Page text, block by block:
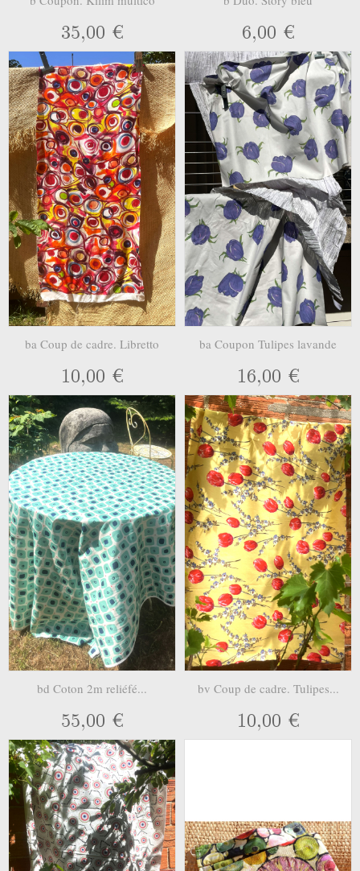
35,00 € 6,00 €
ba Coup de cadre. Libretto
10,00 €
ba Coupon Tulipes lavande
16,00 €
bd Coton 2m reliéfé...
55,00 €
bv Coup de cadre. Tulipes...
10,00 €